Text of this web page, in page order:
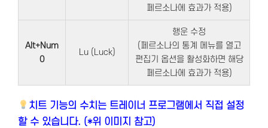
페르소나에 효과가 적용)
Alt+Num
0
Lu (Luck)
행운 수정
(페르소나의 통계 메뉴를 열고
편집기 옵션을 활성화하면 해당
페르소나에 효과가 적용)
치트 기능의 수치는 트레이너 프로그램에서 직접 설정
할 수 있습니다. (*위 이미지 참고)